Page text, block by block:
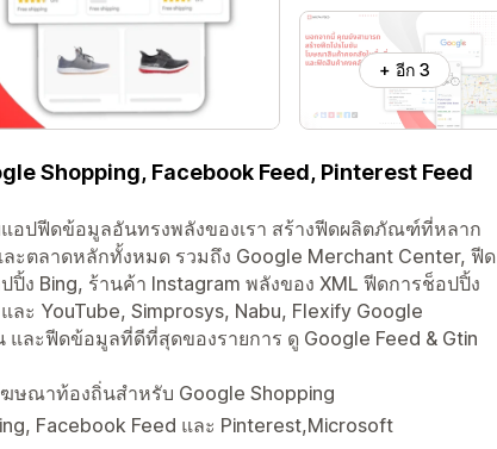
+ อีก 3
Shopping, Facebook Feed, Pinterest Feed
อปฟีดข้อมูลอันทรงพลังของเรา สร้างฟีดผลิตภัณฑ์ที่หลาก
ตลาดหลักทั้งหมด รวมถึง Google Merchant Center, ฟีด
ง Bing, ร้านค้า Instagram พลังของ XML ฟีดการช็อปปิ้ง
YouTube, Simprosys, Nabu, Flexify Google
ละฟีดข้อมูลที่ดีที่สุดของรายการ ดู Google Feed & Gtin
ษณาท้องถิ่นสำหรับ Google Shopping
Facebook Feed และ Pinterest,Microsoft